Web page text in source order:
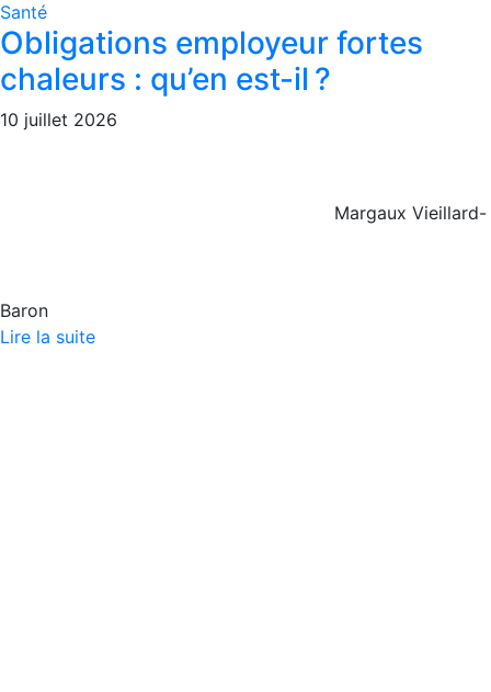
Santé
Obligations employeur fortes
chaleurs : qu’en est-il ?
10 juillet 2026
Margaux Vieillard-
Baron
Lire la suite